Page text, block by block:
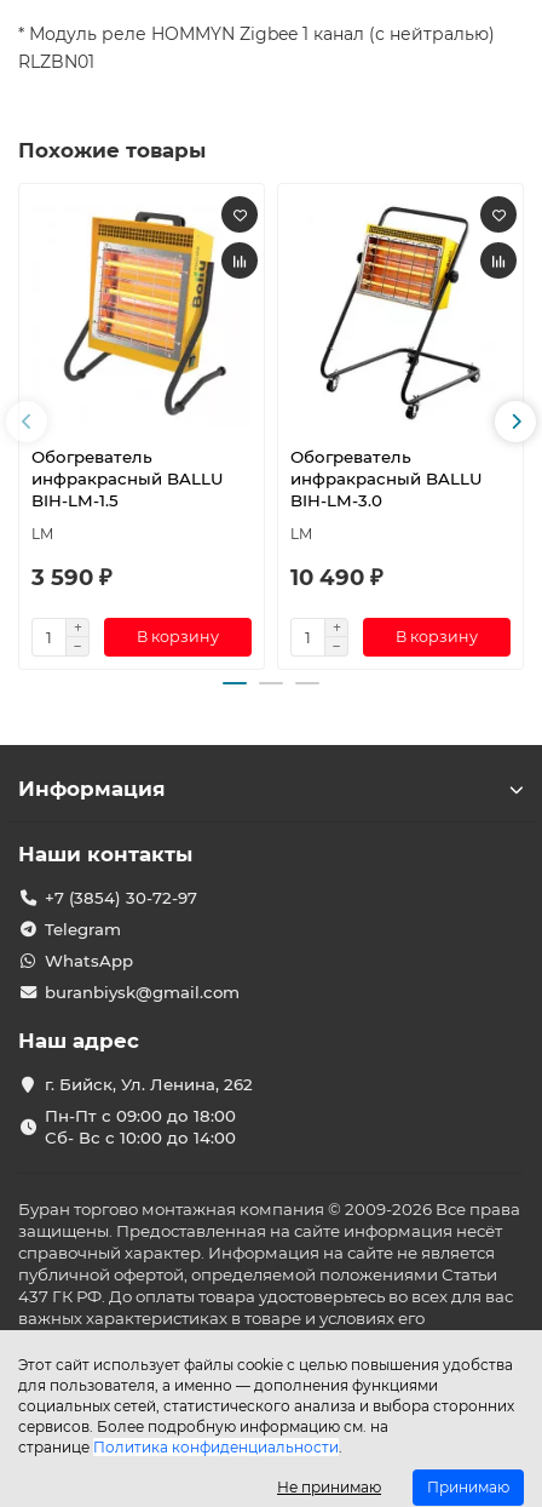
* Модуль реле HOMMYN Zigbee 1 канал (с нейтралью)
RLZBN01
Похожие товары
Обогреватель
инфракрасный BALLU
BIH-LM-1.5
LM
3 590 ₽
В корзину
Обогреватель
инфракрасный BALLU
BIH-LM-3.0
LM
10 490 ₽
В корзину
Этот сайт использует файлы cookie с целью повышения удобства
для пользователя, а именно — дополнения функциями
социальных сетей, статистического анализа и выбора сторонних
сервисов. Более подробную информацию см. на
странице Политика конфиденциальности.
Не принимаю Принимаю
Информация
Наши контакты
+7 (3854) 30-72-97
Telegram
WhatsApp
buranbiysk@gmail.com
Наш адрес
г. Бийск, Ул. Ленина, 262
Пн-Пт с 09:00 до 18:00
Сб- Вс с 10:00 до 14:00
Буран торгово монтажная компания © 2009-2026 Все права
защищены. Предоставленная на сайте информация несёт
справочный характер. Информация на сайте не является
публичной офертой, определяемой положениями Статьи
437 ГК РФ. До оплаты товара удостоверьтесь во всех для вас
важных характеристиках в товаре и условиях его